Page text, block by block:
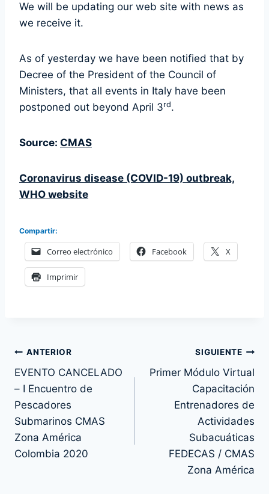
We will be updating our web site with news as
we receive it.
As of yesterday we have been notified that by
Decree of the President of the Council of
Ministers, that all events in Italy have been
postponed out beyond April 3rd.
Source: CMAS
Coronavirus disease (COVID-19) outbreak,
WHO website
Compartir:
Correo electrónico Facebook X
Imprimir
Navegación
de
entradas
ANTERIOR
EVENTO CANCELADO
– I Encuentro de
Pescadores
Submarinos CMAS
Zona América
Colombia 2020
SIGUIENTE
Primer Módulo Virtual
Capacitación
Entrenadores de
Actividades
Subacuáticas
FEDECAS / CMAS
Zona América